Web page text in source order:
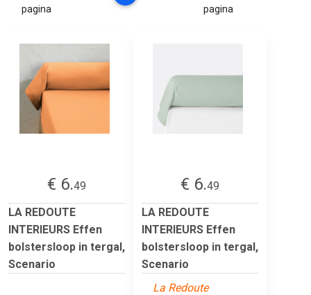
pagina
pagina
€ 6.49
LA REDOUTE
INTERIEURS Effen
bolstersloop in tergal,
Scenario
€ 6.49
LA REDOUTE
INTERIEURS Effen
bolstersloop in tergal,
Scenario
La Redoute